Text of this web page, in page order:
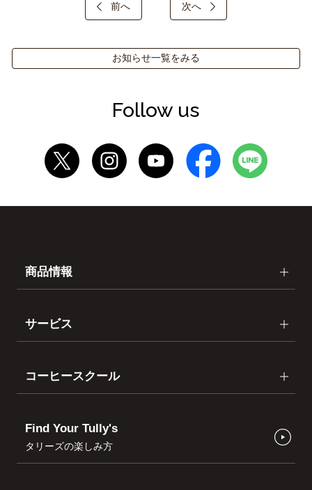
前へ 次へ
お知らせ一覧をみる
Follow us
商品情報
サービス
コーヒースクール
Find Your Tully's
タリーズの楽しみ方